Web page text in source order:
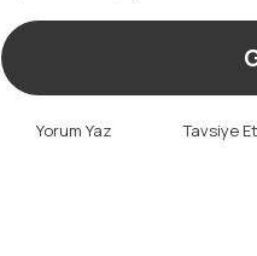
Yorum Yaz Tavsiye Et